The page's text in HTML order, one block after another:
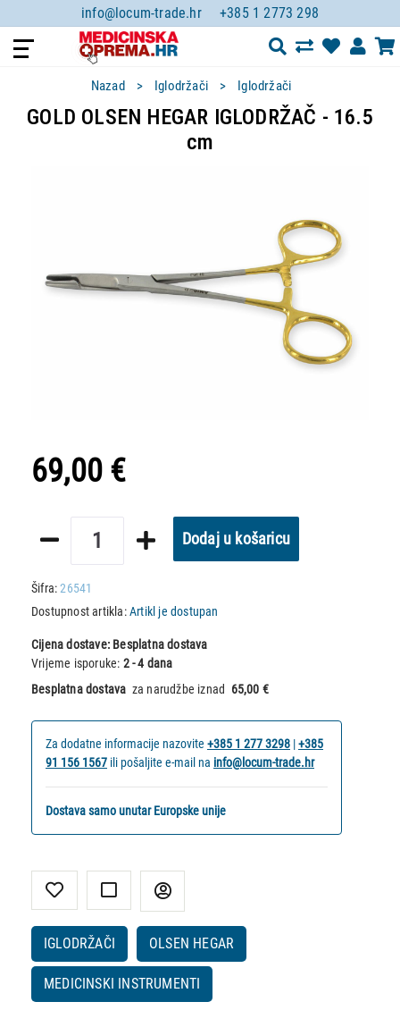
info@locum-trade.hr +385 1 2773 298
Nazad Iglodržači Iglodržači
GOLD OLSEN HEGAR IGLODRŽAČ - 16.5
cm
69,00 €
Dodaj u košaricu
Šifra:26541
Dostupnost artikla:Artikl je dostupan
Cijena dostave: Besplatna dostava
Vrijeme isporuke: 2 - 4 dana
Besplatna dostava za narudžbe iznad 65,00 €
Za dodatne informacije nazovite +385 1 277 3298 |+385
91 156 1567 ili pošaljite e-mail na info@locum-trade.hr
Dostava samo unutar Europske unije
IGLODRŽAČI OLSEN HEGAR
MEDICINSKI INSTRUMENTI